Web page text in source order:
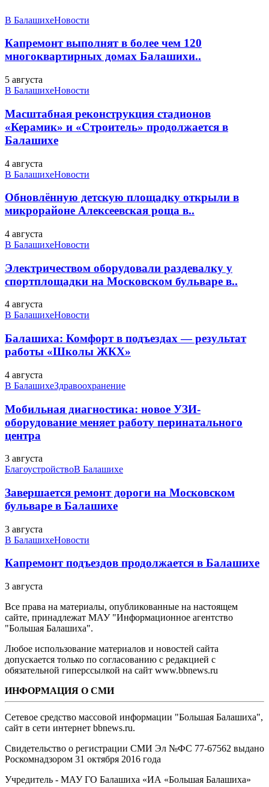
В БалашихеНовости
Капремонт выполнят в более чем 120
многоквартирных домах Балашихи..
5 августа
В БалашихеНовости
Масштабная реконструкция стадионов
«Керамик» и «Строитель» продолжается в
Балашихе
4 августа
В БалашихеНовости
Обновлённую детскую площадку открыли в
микрорайоне Алексеевская роща в..
4 августа
В БалашихеНовости
Электричеством оборудовали раздевалку у
спортплощадки на Московском бульваре в..
4 августа
В БалашихеНовости
Балашиха: Комфорт в подъездах — результат
работы «Школы ЖКХ»
4 августа
В БалашихеЗдравоохранение
Мобильная диагностика: новое УЗИ-
оборудование меняет работу перинатального
центра
3 августа
БлагоустройствоВ Балашихе
Завершается ремонт дороги на Московском
бульваре в Балашихе
3 августа
В БалашихеНовости
Капремонт подъездов продолжается в Балашихе
3 августа
Все права на материалы, опубликованные на настоящем
сайте, принадлежат МАУ "Информационное агентство
"Большая Балашиха".
Любое использование материалов и новостей сайта
допускается только по согласованию с редакцией с
обязательной гиперссылкой на сайт www.bbnews.ru
ИНФОРМАЦИЯ О СМИ
Сетевое средство массовой информации "Большая Балашиха",
сайт в сети интернет bbnews.ru.
Свидетельство о регистрации СМИ Эл №ФС ‎77-67562 выдано
Роскомнадзором 31 октября 2016 года
Учредитель - МАУ ГО Балашиха «ИА «Большая Балашиха»